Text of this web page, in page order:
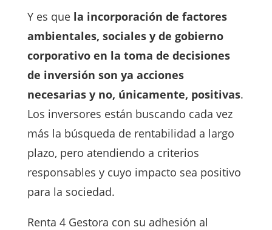
Y es que la incorporación de factores
ambientales, sociales y de gobierno
corporativo en la toma de decisiones
de inversión son ya acciones
necesarias y no, únicamente, positivas.
Los inversores están buscando cada vez
más la búsqueda de rentabilidad a largo
plazo, pero atendiendo a criterios
responsables y cuyo impacto sea positivo
para la sociedad.
Renta 4 Gestora con su adhesión al